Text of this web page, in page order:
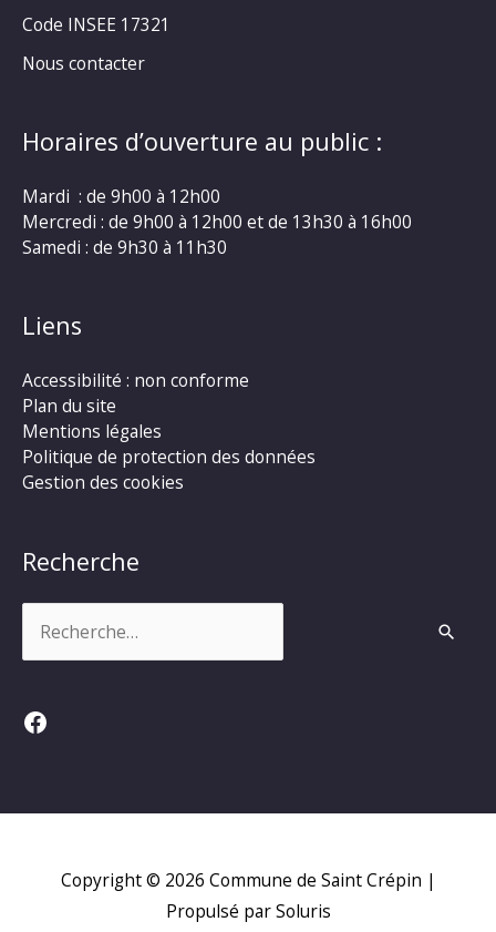
Code INSEE 17321
Nous contacter
Horaires d’ouverture au public :
Mardi : de 9h00 à 12h00
Mercredi : de 9h00 à 12h00 et de 13h30 à 16h00
Samedi : de 9h30 à 11h30
Liens
Accessibilité : non conforme
Plan du site
Mentions légales
Politique de protection des données
Gestion des cookies
Recherche
Facebook
Copyright © 2026 Commune de Saint Crépin |
Propulsé par Soluris